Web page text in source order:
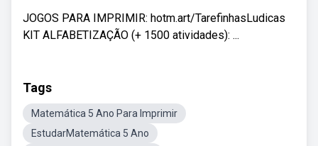
JOGOS PARA IMPRIMIR: hotm.art/TarefinhasLudicas
KIT ALFABETIZAÇÃO (+ 1500 atividades): ...
Tags
Matemática 5 Ano Para Imprimir
EstudarMatemática 5 Ano